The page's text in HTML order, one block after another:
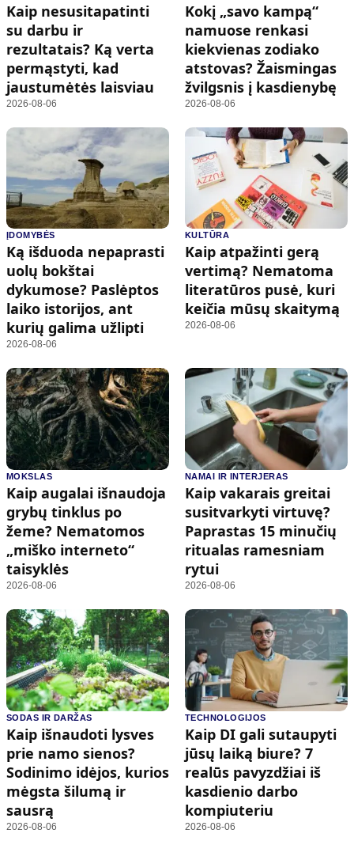
Kaip nesusitapatinti
su darbu ir
rezultatais? Ką verta
permąstyti, kad
jaustumėtės laisviau
2026-08-06
Kokį „savo kampą“
namuose renkasi
kiekvienas zodiako
atstovas? Žaismingas
žvilgsnis į kasdienybę
2026-08-06
ĮDOMYBĖS
Ką išduoda nepaprasti
uolų bokštai
dykumose? Paslėptos
laiko istorijos, ant
kurių galima užlipti
2026-08-06
KULTŪRA
Kaip atpažinti gerą
vertimą? Nematoma
literatūros pusė, kuri
keičia mūsų skaitymą
2026-08-06
MOKSLAS
Kaip augalai išnaudoja
grybų tinklus po
žeme? Nematomos
„miško interneto“
taisyklės
2026-08-06
NAMAI IR INTERJERAS
Kaip vakarais greitai
susitvarkyti virtuvę?
Paprastas 15 minučių
ritualas ramesniam
rytui
2026-08-06
SODAS IR DARŽAS
Kaip išnaudoti lysves
prie namo sienos?
Sodinimo idėjos, kurios
mėgsta šilumą ir
sausrą
2026-08-06
TECHNOLOGIJOS
Kaip DI gali sutaupyti
jūsų laiką biure? 7
realūs pavyzdžiai iš
kasdienio darbo
kompiuteriu
2026-08-06